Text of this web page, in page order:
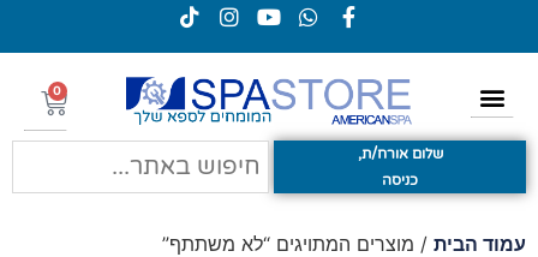
0
שלום אורח/ת,
כניסה
עמוד הבית / מוצרים המתויגים “לא משתתף”